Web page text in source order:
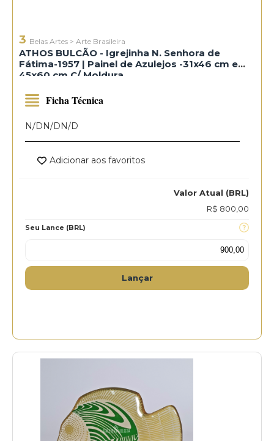
3 Belas Artes > Arte Brasileira
ATHOS BULCÃO - Igrejinha N. Senhora de
Fátima-1957 | Painel de Azulejos -31x46 cm e
45x60 cm C/ Moldura
Valor Atual (BRL)
R$ 800,00
Seu Lance (BRL)
Lançar
Ficha Técnica
N/DN/DN/D
Adicionar aos favoritos